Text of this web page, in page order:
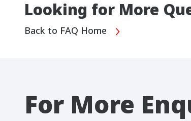
Looking for More
Back to FAQ Home
For More